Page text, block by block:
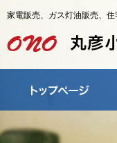
家電販売、ガス灯油販売、